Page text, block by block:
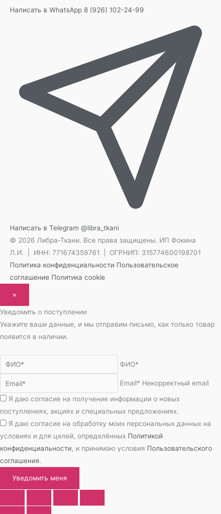
Написать в WhatsApp 8 (926) 102-24-99
Написать в Telegram @libra_tkani
© 2026 Либра-Ткани. Все права защищены. ИП Фокина
Л.И. | ИНН: 771674359761 | ОГРНИП: 315774600198701
Политика конфиденциальности Пользовательское
соглашение Политика cookie
×
Уведомить о поступлении
Укажите ваши данные, и мы отправим письмо, как только товар
появится в наличии.
ФИО*
Email* Некорректный email
Я даю согласие на получение информации о новых
поступлениях, акциях и специальных предложениях.
Я даю согласие на обработку моих персональных данных на
условиях и для целей, определённых Политикой
конфиденциальности, и принимаю условия Пользовательского
соглашения.
Уведомить меня